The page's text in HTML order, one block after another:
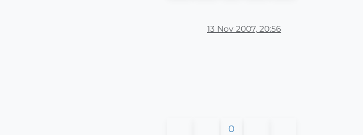
13 Nov 2007, 20:56
0